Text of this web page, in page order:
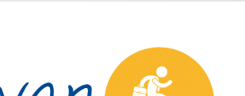
Sylvan La Rochelle